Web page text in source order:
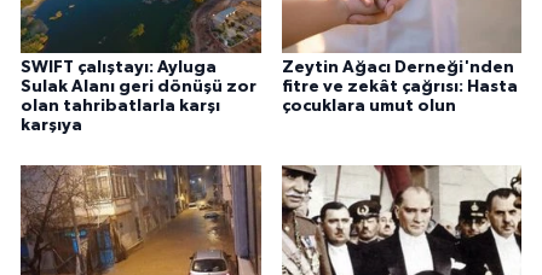
SWIFT çalıştayı: Ayluga
Sulak Alanı geri dönüşü zor
olan tahribatlarla karşı
karşıya
Zeytin Ağacı Derneği'nden
fitre ve zekât çağrısı: Hasta
çocuklara umut olun